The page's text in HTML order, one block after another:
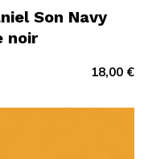
Son Navy
noir
18,00 €